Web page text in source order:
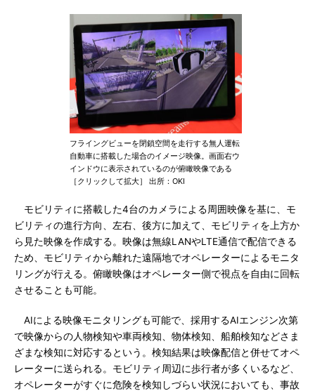
フライングビューを閉鎖空間を走行する無人運転
自動車に搭載した場合のイメージ映像。画面右ウ
インドウに表示されているのが俯瞰映像である
［クリックして拡大］ 出所：OKI
モビリティに搭載した4台のカメラによる周囲映像を基に、モ
ビリティの進行方向、左右、後方に加えて、モビリティを上方か
ら見た映像を作成する。映像は無線LANやLTE通信で配信できる
ため、モビリティから離れた遠隔地でオペレーターによるモニタ
リングが行える。俯瞰映像はオペレーター側で視点を自由に回転
させることも可能。
AIによる映像モニタリングも可能で、採用するAIエンジン次第
で映像からの人物検知や車両検知、物体検知、船舶検知などさま
ざまな検知に対応するという。検知結果は映像配信と併せてオペ
レーターに送られる。モビリティ周辺に歩行者が多くいるなど、
オペレーターがすぐに危険を検知しづらい状況においても、事故